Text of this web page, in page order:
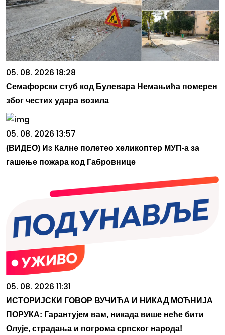
05. 08. 2026 18:28
Семафорски стуб код Булевара Немањића померен
због честих удара возила
05. 08. 2026 13:57
(ВИДЕО) Из Калне полетео хеликоптер МУП-а за
гашење пожара код Габровнице
05. 08. 2026 11:31
ИСТОРИЈСКИ ГОВОР ВУЧИЋА И НИКАД МОЋНИЈА
ПОРУКА: Гарантујем вам, никада више неће бити
Олује, страдања и погрома српског народа!